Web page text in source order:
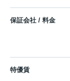
保証会社 / 料金
特優賃